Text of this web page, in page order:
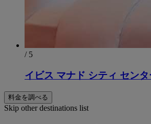
/ 5
イビス マナド シティ セン
料金を調べる
Skip other destinations list